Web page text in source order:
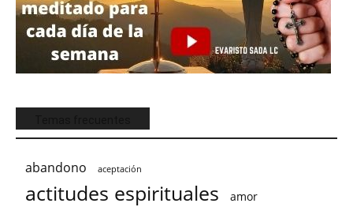
abandono aceptación
actitudes espirituales amor